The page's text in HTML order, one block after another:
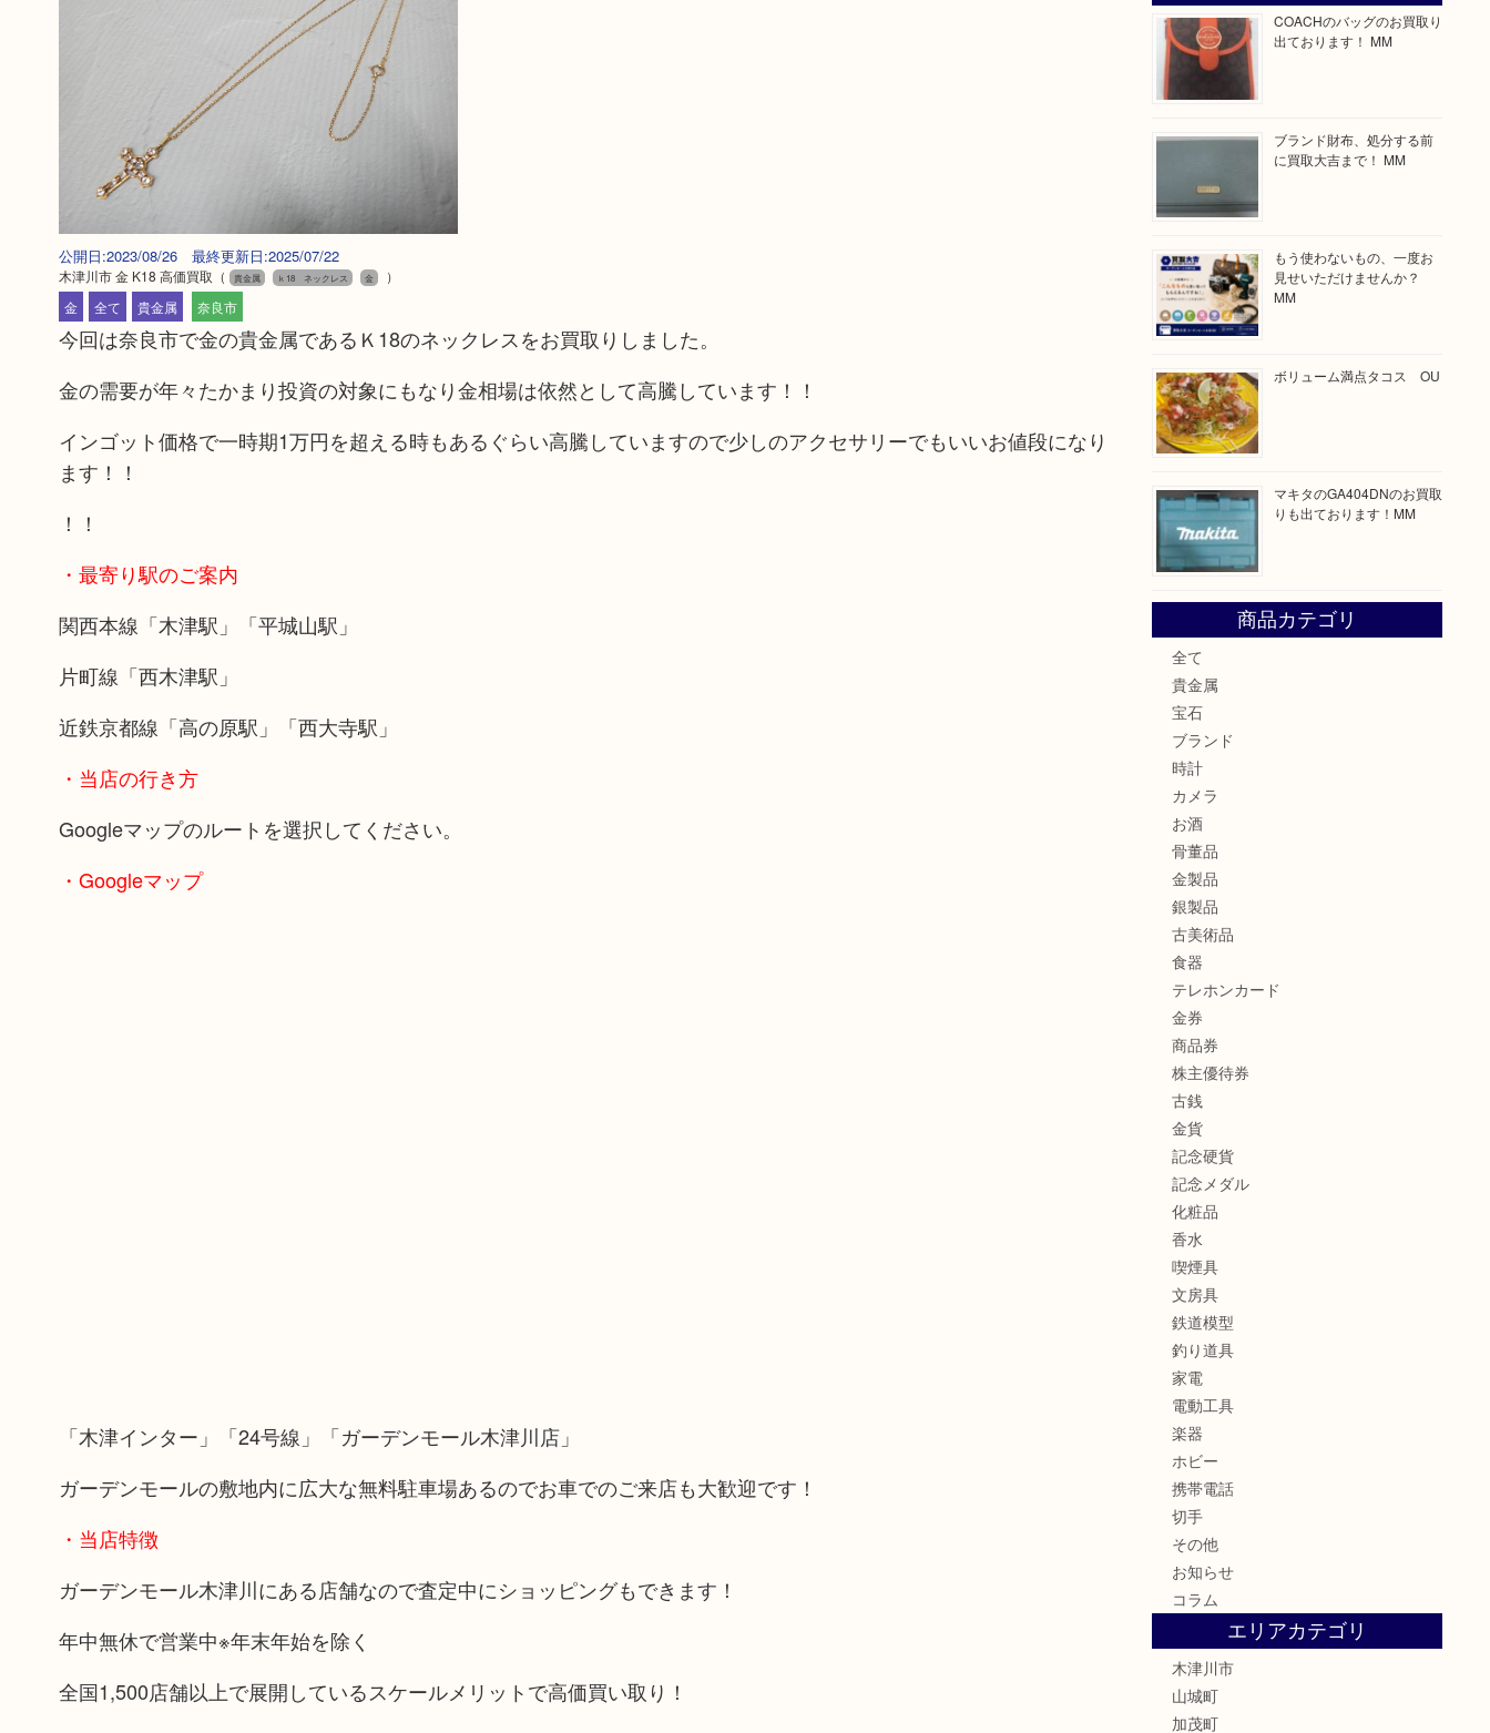
公開日:2023/08/26 最終更新日:2025/07/22
木津川市 金 K18 高価買取 （ 貴金属 ｋ18 ネックレス 金
）
金
全て 貴金属 奈良市
今回は奈良市で金の貴金属であるＫ18のネックレスをお買取りしました。
金の需要が年々たかまり投資の対象にもなり金相場は依然として高騰しています！！
インゴット価格で一時期1万円を超える時もあるぐらい高騰していますので少しのアクセサリーでもいいお値段になり
ます！！
！！
・最寄り駅のご案内
関西本線「木津駅」「平城山駅」
片町線「西木津駅」
近鉄京都線「高の原駅」「西大寺駅」
・当店の行き方
Googleマップのルートを選択してください。
・Googleマップ
「木津インター」「24号線」「ガーデンモール木津川店」
ガーデンモールの敷地内に広大な無料駐車場あるのでお車でのご来店も大歓迎です！
・当店特徴
ガーデンモール木津川にある店舗なので査定中にショッピングもできます！
年中無休で営業中※年末年始を除く
全国1,500店舗以上で展開しているスケールメリットで高価買い取り！
COACHのバッグのお買取り
出ております！ MM
ブランド財布、処分する前
に買取大吉まで！ MM
もう使わないもの、一度お
見せいただけませんか？
MM
ボリューム満点タコス OU
マキタのGA404DNのお買取
りも出ております！MM
商品カテゴリ
全て
貴金属
宝石
ブランド
時計
カメラ
お酒
骨董品
金製品
銀製品
古美術品
食器
テレホンカード
金券
商品券
株主優待券
古銭
金貨
記念硬貨
記念メダル
化粧品
香水
喫煙具
文房具
鉄道模型
釣り道具
家電
電動工具
楽器
ホビー
携帯電話
切手
その他
お知らせ
コラム
エリアカテゴリ
木津川市
山城町
加茂町